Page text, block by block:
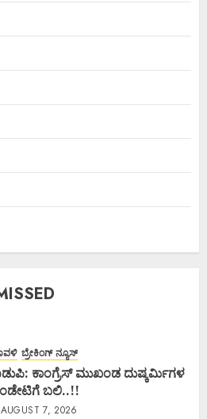
ಬ್ರೇಕಿಂಗ್ ನ್ಯೂಸ್
ಕಾಂಗ್ರೆಸ್ ಮುಖಂಡ ದುಷ್ಕರ್ಮಿಗಳ
ಬಲಿ..!!
AUGUST 7, 2026